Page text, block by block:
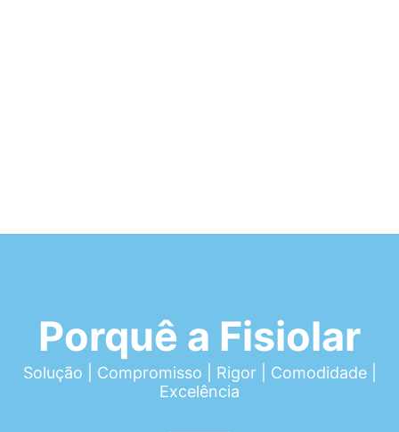
Porquê a Fisiolar
Solução | Compromisso | Rigor | Comodidade |
Excelência